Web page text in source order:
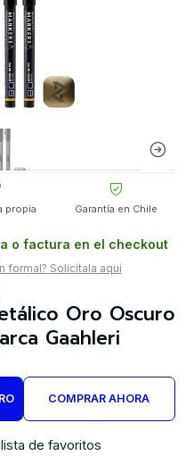
propia Garantía en Chile
o factura en el checkout
formal? Solicítala aquí
Oro Oscuro
GaahIeri
COMPRAR AHORA
de favoritos